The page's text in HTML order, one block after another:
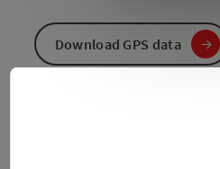
Download GPS data